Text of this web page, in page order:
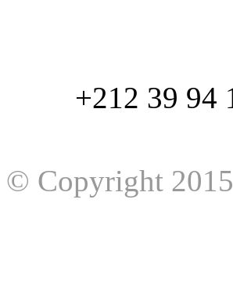
هاتف : 90/88 32 94 39 212+ فاكس : 11 19 94 39 212+
© Copyright 2015